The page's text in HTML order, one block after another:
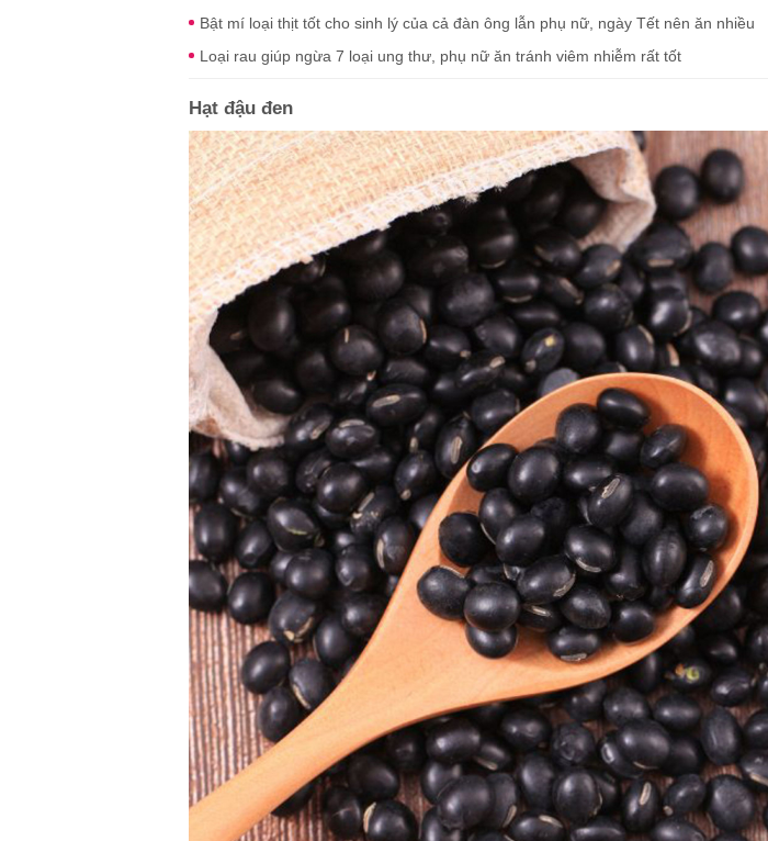
Bật mí loại thịt tốt cho sinh lý của cả đàn ông lẫn phụ nữ, ngày Tết nên ăn nhiều
Loại rau giúp ngừa 7 loại ung thư, phụ nữ ăn tránh viêm nhiễm rất tốt
Hạt đậu đen